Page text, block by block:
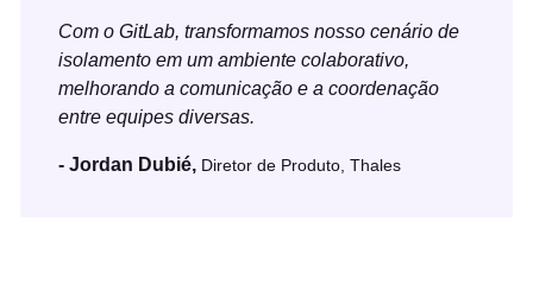
Com o GitLab, transformamos nosso cenário de
isolamento em um ambiente colaborativo,
melhorando a comunicação e a coordenação
entre equipes diversas.
- Jordan Dubié, Diretor de Produto, Thales